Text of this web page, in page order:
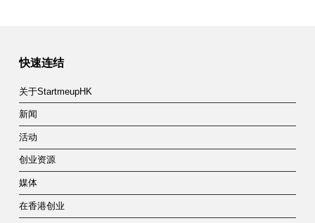
快速连结
关于StartmeupHK
新闻
活动
创业资源
媒体
在香港创业